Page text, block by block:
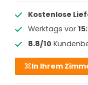
Kostenlose
Werktags vor
8.8/10
In Ihrem